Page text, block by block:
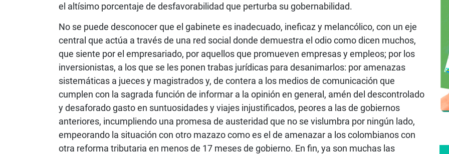
el altísimo porcentaje de desfavorabilidad que perturba su gobernabilidad.
No se puede desconocer que el gabinete es inadecuado, ineficaz y melancólico, con un eje
central que actúa a través de una red social donde demuestra el odio como dicen muchos,
que siente por el empresariado, por aquellos que promueven empresas y empleos; por los
inversionistas, a los que se les ponen trabas jurídicas para desanimarlos: por amenazas
sistemáticas a jueces y magistrados y, de contera a los medios de comunicación que
cumplen con la sagrada función de informar a la opinión en general, amén del descontrolado
y desaforado gasto en suntuosidades y viajes injustificados, peores a las de gobiernos
anteriores, incumpliendo una promesa de austeridad que no se vislumbra por ningún lado,
empeorando la situación con otro mazazo como es el de amenazar a los colombianos con
otra reforma tributaria en menos de 17 meses de gobierno. En fin, ya son muchas las